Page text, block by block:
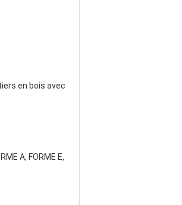
en bois avec
A, FORME E,